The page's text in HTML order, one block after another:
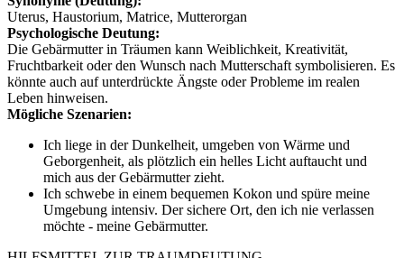
Uterus, Haustorium, Matrice, Mutterorgan
Psychologische Deutung:
Die Gebärmutter in Träumen kann Weiblichkeit, Kreativität,
Fruchtbarkeit oder den Wunsch nach Mutterschaft symbolisieren. Es
könnte auch auf unterdrückte Ängste oder Probleme im realen
Leben hinweisen.
Mögliche Szenarien:
Ich liege in der Dunkelheit, umgeben von Wärme und
Geborgenheit, als plötzlich ein helles Licht auftaucht und
mich aus der Gebärmutter zieht.
Ich schwebe in einem bequemen Kokon und spüre meine
Umgebung intensiv. Der sichere Ort, den ich nie verlassen
möchte - meine Gebärmutter.